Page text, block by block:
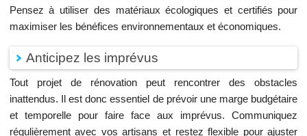
Pensez à utiliser des matériaux écologiques et certifiés pour
maximiser les bénéfices environnementaux et économiques.
Anticipez les imprévus
Tout projet de rénovation peut rencontrer des obstacles
inattendus. Il est donc essentiel de prévoir une marge budgétaire
et temporelle pour faire face aux imprévus. Communiquez
régulièrement avec vos artisans et restez flexible pour ajuster